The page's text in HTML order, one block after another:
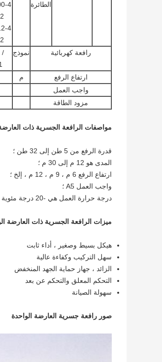
الطائرة
4
4
رافعة كهربائية
نموذج
/
ارتفاع الرفع م
واجب العمل
مزود الطاقة
مواصفات الرافعة الجسرية ذات
قدرة الرفع من 5 طن إلى 32 طن ؛
المدى هو 12 م إلى 30 م ؛
ارتفاع الرفع 6 م ، 9 م ، 12 م ، إلخ ؛
واجب العمل A5 ؛
درجة حرارة العمل هي -20 درجة مئوية إلى +50 درجة مئوية.
ميزات الرافعة الجسرية ذات العارضة
هيكل بسيط وصغير ، أداء ثابت
سهل التركيب وكفاءة عالية
الزائد ، جهاز حماية الجهد المنخفض
التحكم المعلق والتحكم عن بعد
سهولة الصيانة
صور رافعة جسرية العارضة الواحدة